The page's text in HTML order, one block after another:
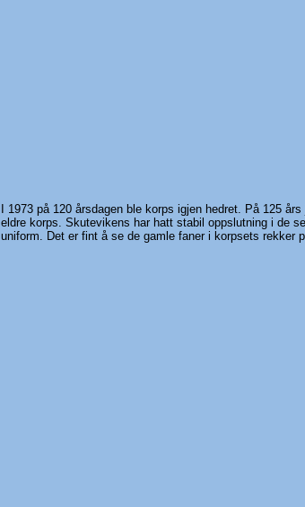
I 1973 på 120 årsdagen ble korps igjen hedret. På 125
eldre korps. Skutevikens har hatt stabil oppslutning i de
uniform. Det er fint å se de gamle faner i korpsets rekker